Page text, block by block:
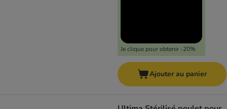
Je clique pour obtenir -20%
Ajouter au panier